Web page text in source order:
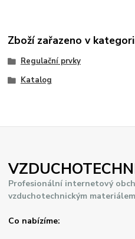
Zboží zařazeno v
Regulační prvky
Katalog
Profesionální internetový
vzduchotechnickým
Co nabízíme: